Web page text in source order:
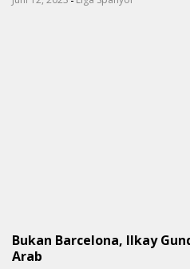
Bukan Barcelona, Ilkay
Arab